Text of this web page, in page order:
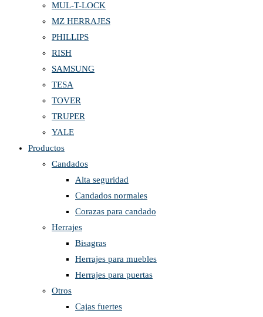
MUL-T-LOCK
MZ HERRAJES
PHILLIPS
RISH
SAMSUNG
TESA
TOVER
TRUPER
YALE
Productos
Candados
Alta seguridad
Candados normales
Corazas para candado
Herrajes
Bisagras
Herrajes para muebles
Herrajes para puertas
Otros
Cajas fuertes